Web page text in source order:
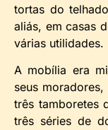
tortas do
aliás, em casas
várias utilidades.
A mobília era
seus
três tamboretes
três séries de